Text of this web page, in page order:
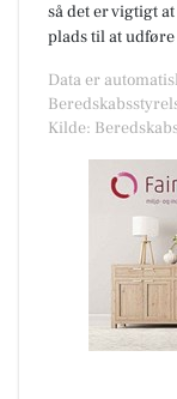
så det er vigtigt
plads til at
Data er
Kilde: